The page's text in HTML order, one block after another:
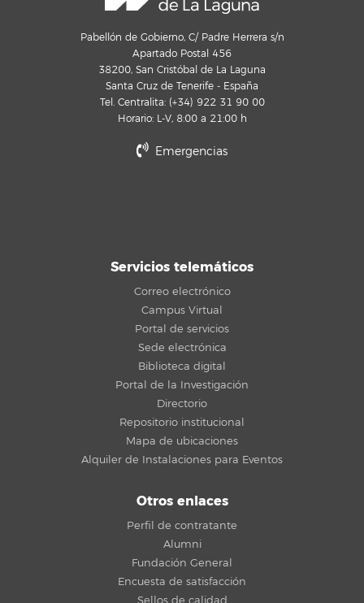
Pabellón de Gobierno, C/ Padre Herrera s/n
Apartado Postal 456
38200, San Cristóbal de La Laguna
Santa Cruz de Tenerife - España
Tel. Centralita: (+34) 922 31 90 00
Horario: L-V, 8:00 a 21:00 h
Emergencias
Servicios telemáticos
Correo electrónico
Campus Virtual
Portal de servicios
Sede electrónica
Biblioteca digital
Portal de la Investigación
Directorio
Repositorio institucional
Mapa de ubicaciones
Alquiler de Instalaciones para Eventos
Otros enlaces
Perfil de contratante
Alumni
Fundación General
Encuesta de satisfacción
Sellos de calidad